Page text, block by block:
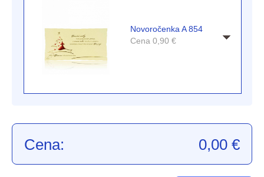
Novoročenka A 854
Cena 0,90 €
Cena: 0,00 €